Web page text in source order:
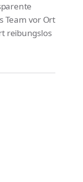
Team vor Ort
reibungslos